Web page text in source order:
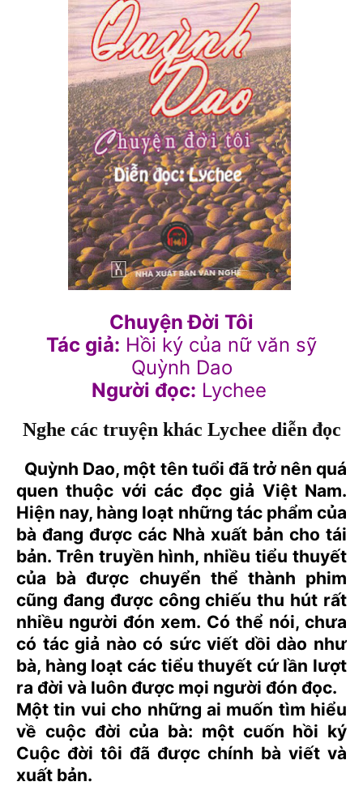
Chuyện Đời Tôi
Tác giả: Hồi ký của nữ văn sỹ
Quỳnh Dao
Người đọc: Lychee
Nghe các truyện khác Lychee diễn đọc
Quỳnh Dao, một tên tuổi đã trở nên quá
quen thuộc với các đọc giả Việt Nam.
Hiện nay, hàng loạt những tác phẩm của
bà đang được các Nhà xuất bản cho tái
bản. Trên truyền hình, nhiều tiểu thuyết
của bà được chuyển thể thành phim
cũng đang được công chiếu thu hút rất
nhiều người đón xem. Có thể nói, chưa
có tác giả nào có sức viết dồi dào như
bà, hàng loạt các tiểu thuyết cứ lần lượt
ra đời và luôn được mọi người đón đọc.
Một tin vui cho những ai muốn tìm hiểu
về cuộc đời của bà: một cuốn hồi ký
Cuộc đời tôi đã được chính bà viết và
xuất bản.